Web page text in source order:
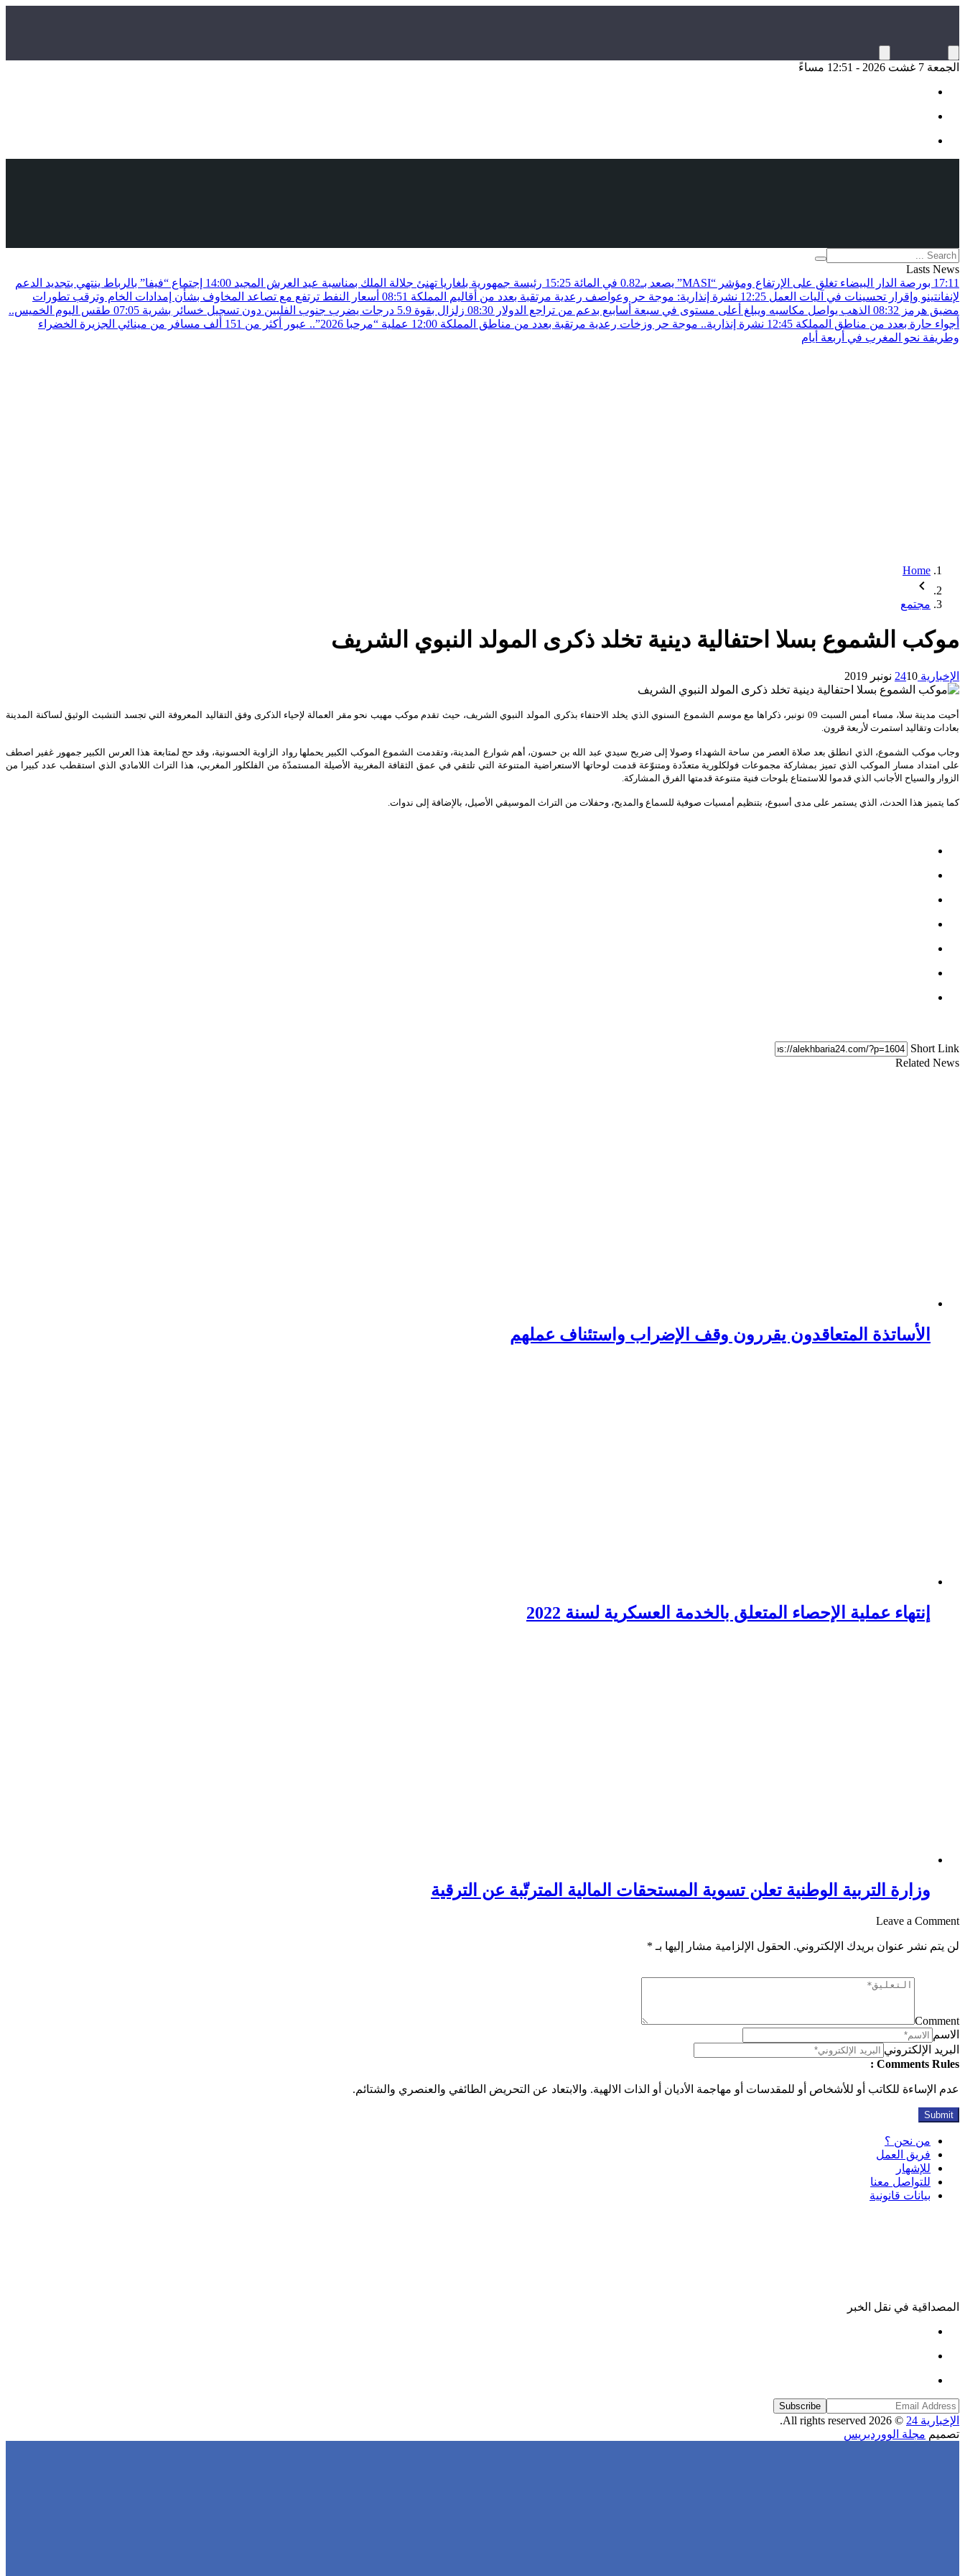
الجمعة 7 غشت 2026 - 12:51 مساءً
Lasts News
17:11 بورصة الدار البيضاء تغلق على الإرتفاع ومؤشر “MASI” يصعد بـ0.82 في المائة 15:25 رئيسة جمهورية بلغاريا تهنئ جلالة الملك بمناسبة عيد العرش المجيد 14:00 إجتماع “فيفا” بالرباط ينتهي بتجديد الدعم
لإنفانتينو وإقرار تحسينات في آليات العمل 12:25 نشرة إنذارية: موجة حر وعواصف رعدية مرتقبة بعدد من أقاليم المملكة 08:51 أسعار النفط ترتفع مع تصاعد المخاوف بشأن إمدادات الخام وترقب تطورات
مضيق هرمز 08:32 الذهب يواصل مكاسبه ويبلغ أعلى مستوى في سبعة أسابيع بدعم من تراجع الدولار 08:30 زلزال بقوة 5.9 درجات يضرب جنوب الفلبين دون تسجيل خسائر بشرية 07:05 طقس اليوم الخميس..
أجواء حارة بعدد من مناطق المملكة 12:45 نشرة إنذارية.. موجة حر وزخات رعدية مرتقبة بعدد من مناطق المملكة 12:00
عملية “مرحبا 2026”.. عبور أكثر من 151 ألف مسافر من مينائي الجزيرة الخضراء
وطريفة نحو المغرب في أربعة أيام
Home
مجتمع
موكب الشموع بسلا احتفالية دينية تخلد ذكرى المولد النبوي الشريف
الإخبارية 24 10 نونبر 2019
أحيت مدينة سلا، مساء أمس السبت 09 نونبر، ذكراها مع موسم الشموع السنوي الذي يخلد الاحتفاء بذكرى المولد النبوي الشريف، حيث تقدم موكب مهيب نحو مقر العمالة لإحياء الذكرى وفق التقاليد المعروفة التي تجسد التشبث الوثيق لساكنة المدينة
بعادات وتقاليد استمرت لأربعة قرون.
وجاب موكب الشموع، الذي انطلق بعد صلاة العصر من ساحة الشهداء وصولا إلى ضريح سيدي عبد الله بن حسون، أهم شوارع المدينة، وتقدمت الشموع الموكب الكبير يحملها رواد الزاوية الحسونية، وقد حج لمتابعة هذا العرس الكبير جمهور غفير اصطف
على امتداد مسار الموكب الذي تميز بمشاركة مجموعات فولكلورية متعدّدة ومتنوّعة قدمت لوحاتها الاستعراضية المتنوعة التي تلتقي في عمق الثقافة المغربية الأصيلة المستمدّة من الفلكلور المغربي، هذا التراث اللامادي الذي استقطب عدد كبيرا من
الزوار والسياح الأجانب الذي قدموا للاستمتاع بلوحات فنية متنوعة قدمتها الفرق المشاركة.
كما يتميز هذا الحدث، الذي يستمر على مدى أسبوع، بتنظيم أمسيات صوفية للسماع والمديح، وحفلات من التراث الموسيقي الأصيل، بالإضافة إلى ندوات.
Short Link
Related News
الأساتذة المتعاقدون يقررون وقف الإضراب واستئناف عملهم
إنتهاء عملية الإحصاء المتعلق بالخدمة العسكرية لسنة 2022
وزارة التربية الوطنية تعلن تسوية المستحقات المالية المترتّبة عن الترقية
Leave a Comment
لن يتم نشر عنوان بريدك الإلكتروني. الحقول الإلزامية مشار إليها بـ *
Comment
الاسم
البريد الإلكتروني
Comments Rules :
عدم الإساءة للكاتب أو للأشخاص أو للمقدسات أو مهاجمة الأديان أو الذات الالهية. والابتعاد عن التحريض الطائفي والعنصري والشتائم.
من نحن ؟
فريق العمل
للإشهار
للتواصل معنا
بيانات قانونية
المصداقية في نقل الخبر
Subscribe
الإخبارية 24
© 2026 All rights reserved.
تصميم مجلة الووردبريس